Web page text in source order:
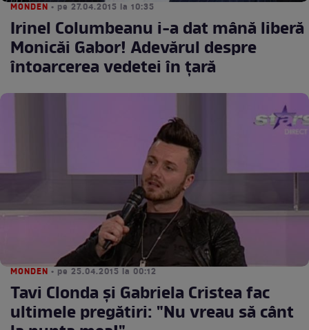
MONDEN • pe 27.04.2015 la 10:35
Irinel Columbeanu i-a dat mână liberă
Monicăi Gabor! Adevărul despre
întoarcerea vedetei în ţară
MONDEN • pe 25.04.2015 la 00:12
Tavi Clonda şi Gabriela Cristea fac
ultimele pregătiri: "Nu vreau să cânt